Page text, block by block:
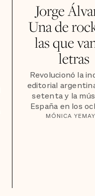
Jorge
Una de
las que
letras
Revolucionó la
editorial
setenta y la
España en los
MÓNICA